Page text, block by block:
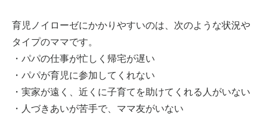
育児ノイローゼにかかりやすいのは、次のような状況や
タイプのママです。
・パパの仕事が忙しく帰宅が遅い
・パパが育児に参加してくれない
・実家が遠く、近くに子育てを助けてくれる人がいない
・人づきあいが苦手で、ママ友がいない